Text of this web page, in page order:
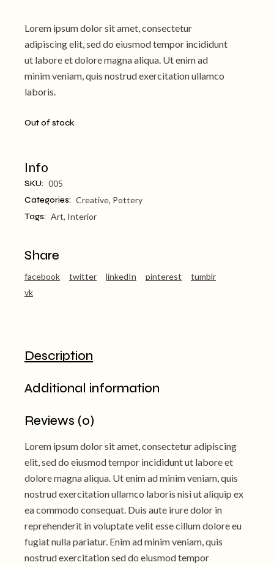
Lorem ipsum dolor sit amet, consectetur
adipiscing elit, sed do eiusmod tempor incididunt
ut labore et dolore magna aliqua. Ut enim ad
minim veniam, quis nostrud exercitation ullamco
laboris.
Out of stock
Info
SKU: 005
Categories: Creative, Pottery
Tags: Art, Interior
Share
facebook twitter linkedIn pinterest
tumblr
vk
Description
Additional information
Reviews (0)
Lorem ipsum dolor sit amet, consectetur adipiscing
elit, sed do eiusmod tempor incididunt ut labore et
dolore magna aliqua. Ut enim ad minim veniam, quis
nostrud exercitation ullamco laboris nisi ut aliquip ex
ea commodo consequat. Duis aute irure dolor in
reprehenderit in voluptate velit esse cillum dolore eu
fugiat nulla pariatur. Enim ad minim veniam, quis
nostrud exercitation sed do eiusmod tempor